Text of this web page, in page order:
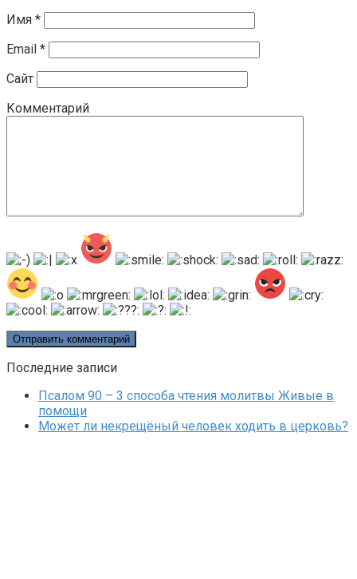
Имя *
Email *
Сайт
Комментарий
Последние записи
Псалом 90 – 3 способа чтения молитвы Живые в
помощи
Может ли некрещёный человек ходить в церковь?